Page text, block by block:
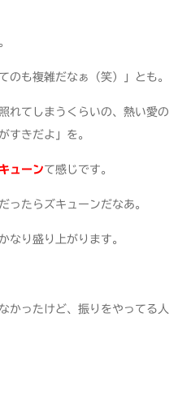
のも複雑だなぁ（笑）」とも。
れてしまうくらいの、熱い愛の
すきだよ」を。
ューンて感じです。
ったらズキューンだなあ。
なり盛り上がります。
かったけど、振りをやってる人